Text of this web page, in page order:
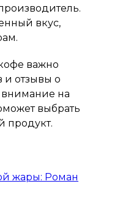
вкус,
важно
и отзывы о
внимание на
выбрать
продукт.
жары: Роман